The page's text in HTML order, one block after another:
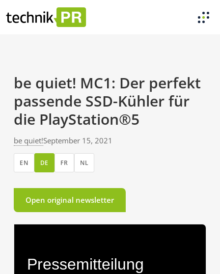
be quiet! MC1: Der perfekt
passende SSD-Kühler für
die PlayStation®5
be quiet!September 15, 2021
EN DE FR NL
Open original newsletter